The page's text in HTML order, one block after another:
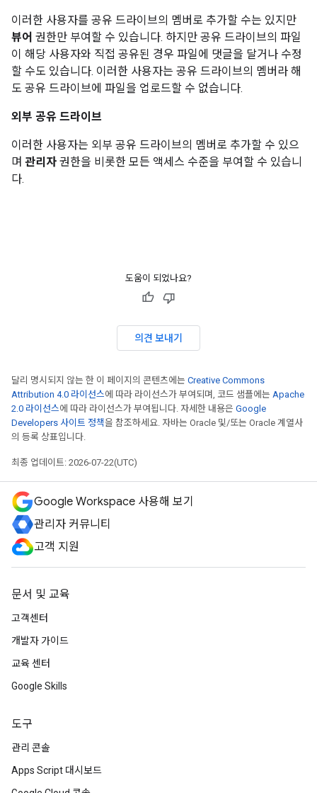
이러한 사용자를 공유 드라이브의 멤버로 추가할 수는 있지만
뷰어 권한만 부여할 수 있습니다. 하지만 공유 드라이브의 파일
이 해당 사용자와 직접 공유된 경우 파일에 댓글을 달거나 수정
할 수도 있습니다. 이러한 사용자는 공유 드라이브의 멤버라 해
도 공유 드라이브에 파일을 업로드할 수 없습니다.
외부 공유 드라이브
이러한 사용자는 외부 공유 드라이브의 멤버로 추가할 수 있으
며 관리자 권한을 비롯한 모든 액세스 수준을 부여할 수 있습니
다.
도움이 되었나요?
의견 보내기
달리 명시되지 않는 한 이 페이지의 콘텐츠에는 Creative Commons
Attribution 4.0 라이선스에 따라 라이선스가 부여되며, 코드 샘플에는 Apache
2.0 라이선스에 따라 라이선스가 부여됩니다. 자세한 내용은 Google
Developers 사이트 정책을 참조하세요. 자바는 Oracle 및/또는 Oracle 계열사
의 등록 상표입니다.
최종 업데이트: 2026-07-22(UTC)
Google Workspace 사용해 보기
관리자 커뮤니티
고객 지원
문서 및 교육
고객센터
개발자 가이드
교육 센터
Google Skills
도구
관리 콘솔
Apps Script 대시보드